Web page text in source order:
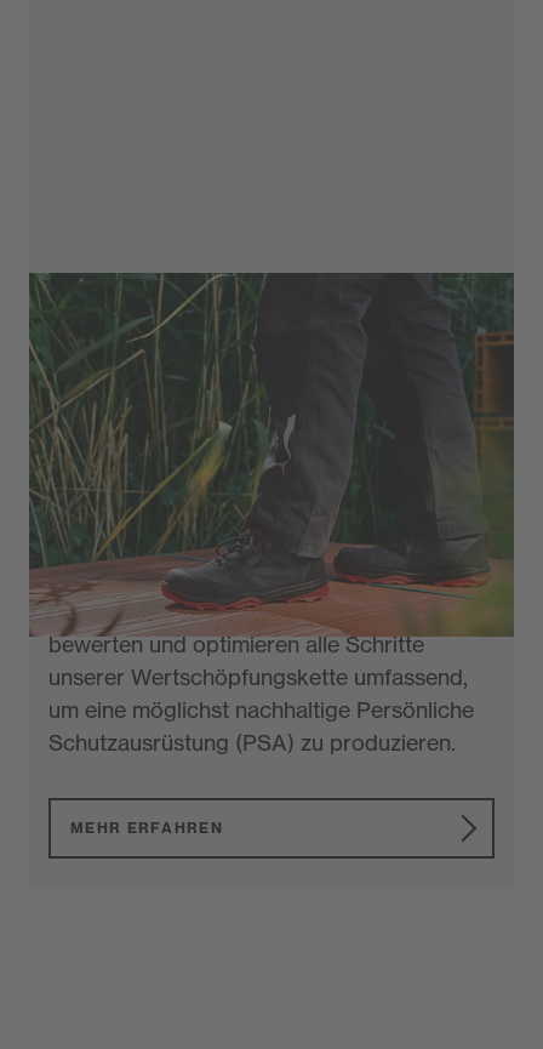
Nachhaltigkeit
RUN-R PLANET
Der Schutz des Menschen geht mit dem
Versprechen einher, Gesellschaften und die
Umwelt zu schützen, was unser Engagement
zum Schutz des Planeten repräsentiert.
Sichtbar wird dies durch unser neues Label
protecting planet. Wir überwachen,
bewerten und optimieren alle Schritte
unserer Wertschöpfungskette umfassend,
um eine möglichst nachhaltige Persönliche
Schutzausrüstung (PSA) zu produzieren.
MEHR ERFAHREN